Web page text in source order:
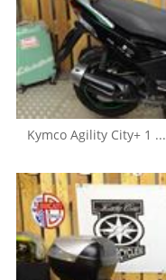
Kymco Agility City+ 1 ...